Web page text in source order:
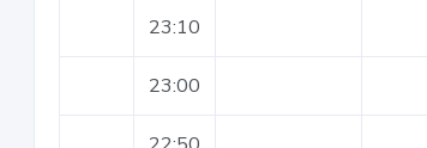
23:10
23:00